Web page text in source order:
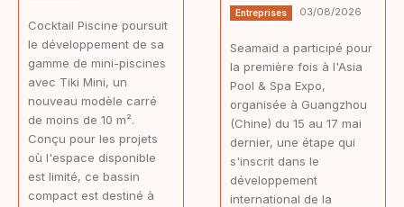
Cocktail Piscine poursuit
le développement de sa
gamme de mini-piscines
avec Tiki Mini, un
nouveau modèle carré
de moins de 10 m².
Conçu pour les projets
où l'espace disponible
est limité, ce bassin
compact est destiné à
Entreprises 03/08/2026
Seamaid a participé pour
la première fois à l'Asia
Pool & Spa Expo,
organisée à Guangzhou
(Chine) du 15 au 17 mai
dernier, une étape qui
s'inscrit dans le
développement
international de la